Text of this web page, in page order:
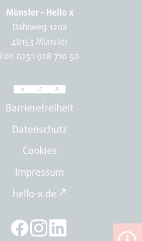
Münster - Hello x
Dahlweg 120a
48153 Münster
Fon 0251 928 710 50
Passen
Sie
die
Schriftgröße
Webseite
an.
Auswahl
wird
a ↺ A
Barrierefreiheit
Datenschutz
Cookies
Impressum
hello-x.de ↗